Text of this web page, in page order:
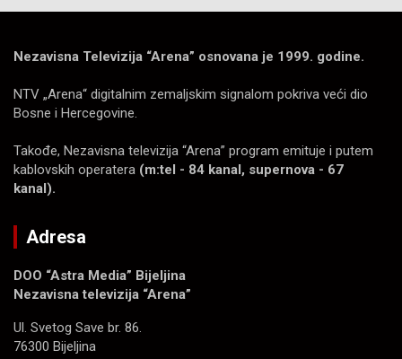
Nezavisna Televizija “Arena” osnovana je 1999. godine.
NTV „Arena“ digitalnim zemaljskim signalom pokriva veći dio
Bosne i Hercegovine.
Takođe, Nezavisna televizija “Arena” program emituje i putem
kablovskih operatera (m:tel - 84 kanal, supernova - 67
kanal).
Adresa
DOO “Astra Media” Bijeljina
Nezavisna televizija “Arena”
Ul. Svetog Save br. 86.
76300 Bijeljina